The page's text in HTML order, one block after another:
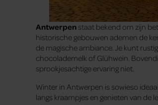
Antwerpen staat bekend om zijn
historische gebouwen ademen de
de magische ambiance. Je kunt
chocolademelk of Glühwein.
sprookjesachtige ervaring niet.
Winter in Antwerpen is sowieso
langs kraampjes en genieten van de